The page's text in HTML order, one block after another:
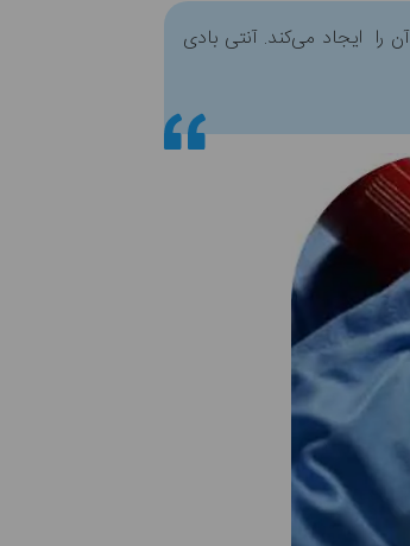
آزمایش آنتی بادی سطحی HBsAb، آنتی بادی‌هایی است که سیستم ایمنی بدن شما در پاسخ به پروتئین سطحی ویروس هپاتیت B آن را ایجاد می‌کند. آنتی بادی